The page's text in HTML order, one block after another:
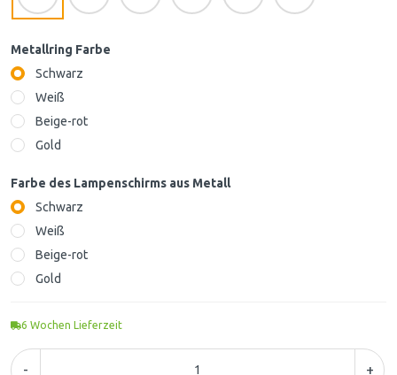
Metallring Farbe
Schwarz
Weiß
Beige-rot
Gold
Farbe des Lampenschirms aus Metall
Schwarz
Weiß
Beige-rot
Gold
6 Wochen Lieferzeit
- +